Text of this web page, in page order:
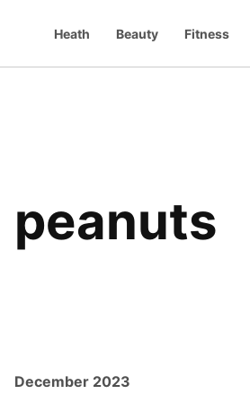
Heath Beauty Fitness
peanuts
December 2023